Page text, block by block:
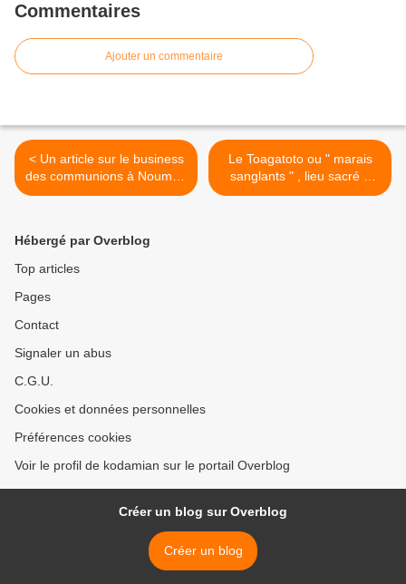
Commentaires
Ajouter un commentaire
< Un article sur le business
des communions à Nouméa
(lnc)
Le Toagatoto ou " marais
sanglants " , lieu sacré à
Wallis >
Hébergé par Overblog
Top articles
Pages
Contact
Signaler un abus
C.G.U.
Cookies et données personnelles
Préférences cookies
Voir le profil de kodamian sur le portail Overblog
Créer un blog sur Overblog
Créer un blog